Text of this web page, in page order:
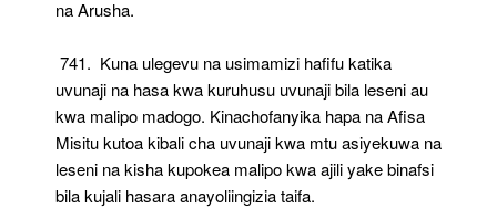
na Arusha.
741. Kuna ulegevu na usimamizi hafifu katika
uvunaji na hasa kwa kuruhusu uvunaji bila leseni au
kwa malipo madogo. Kinachofanyika hapa na Afisa
Misitu kutoa kibali cha uvunaji kwa mtu asiyekuwa na
leseni na kisha kupokea malipo kwa ajili yake binafsi
bila kujali hasara anayoliingizia taifa.